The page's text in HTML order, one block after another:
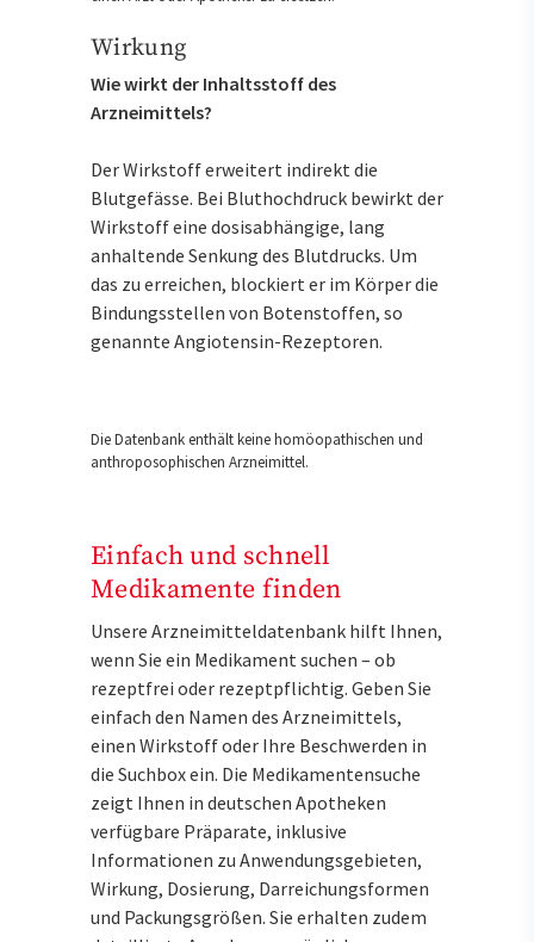
Wirkung
Wie wirkt der Inhaltsstoff des
Arzneimittels?
Der Wirkstoff erweitert indirekt die
Blutgefässe. Bei Bluthochdruck bewirkt der
Wirkstoff eine dosisabhängige, lang
anhaltende Senkung des Blutdrucks. Um
das zu erreichen, blockiert er im Körper die
Bindungsstellen von Botenstoffen, so
genannte Angiotensin-Rezeptoren.
Die Datenbank enthält keine homöopathischen und
anthroposophischen Arzneimittel.
Einfach und schnell
Medikamente finden
Unsere Arzneimitteldatenbank hilft Ihnen,
wenn Sie ein Medikament suchen – ob
rezeptfrei oder rezeptpflichtig. Geben Sie
einfach den Namen des Arzneimittels,
einen Wirkstoff oder Ihre Beschwerden in
die Suchbox ein. Die Medikamentensuche
zeigt Ihnen in deutschen Apotheken
verfügbare Präparate, inklusive
Informationen zu Anwendungsgebieten,
Wirkung, Dosierung, Darreichungsformen
und Packungsgrößen. Sie erhalten zudem